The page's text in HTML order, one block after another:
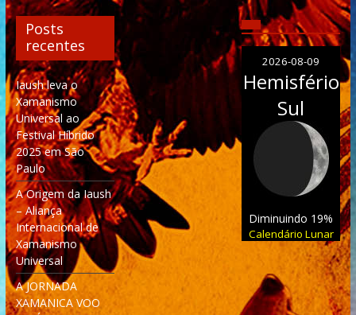
Posts
recentes
Iaush leva o
Xamanismo
Universal ao
Festival Híbrido
2025 em São
Paulo
A Origem da Iaush
– Aliança
Internacional de
Xamanismo
Universal
A JORNADA
XAMANICA VOO
2026-08-09
Hemisfério
Sul
Diminuindo 19%
Calendário Lunar